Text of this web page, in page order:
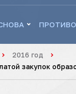
2016 год
закупок